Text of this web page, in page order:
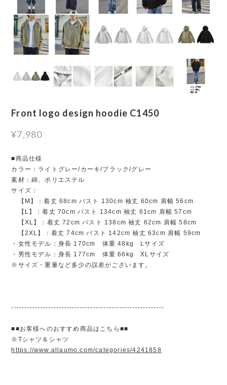
Front logo design hoodie C1450
¥7,980
■商品仕様
カラー：ライトグレー/カーキ/ブラック/グレー
素材：綿、ポリエステル
サイズ：
【M】：着丈 68cm バスト 130cm 袖丈 60cm 肩幅 56cm
【L】：着丈 70cm バスト 134cm 袖丈 61cm 肩幅 57cm
【XL】：着丈 72cm バスト 138cm 袖丈 62cm 肩幅 58cm
【2XL】：着丈 74cm バスト 142cm 袖丈 63cm 肩幅 59cm
・女性モデル：身長 170cm 体重 48kg Lサイズ
・男性モデル：身長 177cm 体重 66kg XLサイズ
※サイズ・重量など多少の誤差がございます。
----------------------------------------------------------
■■お客様へのおすすめ商品はこちら■■
※Tシャツ＆シャツ
https://www.allaumo.com/categories/4241858